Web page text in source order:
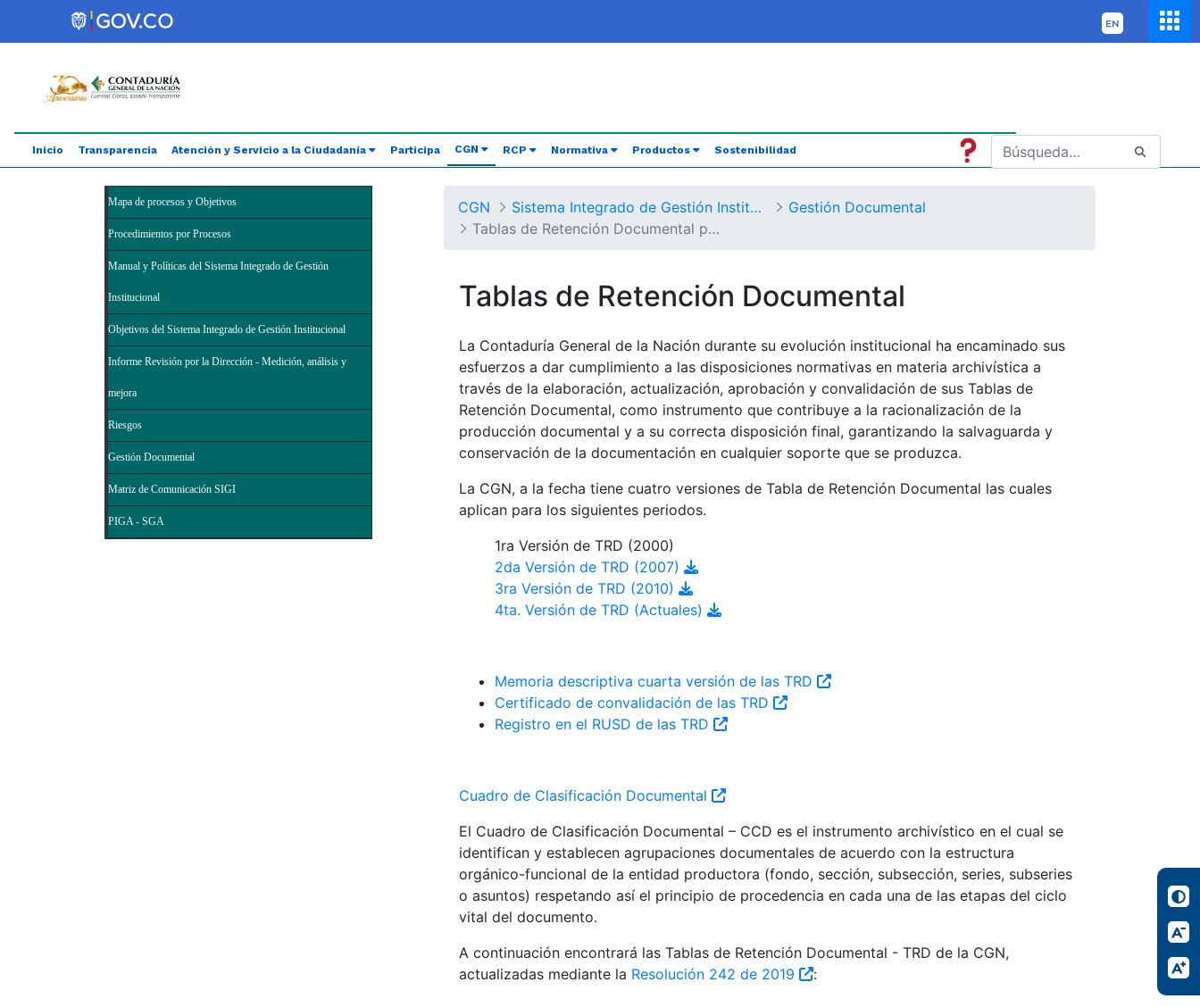
Saltar al contenido principal
Abrir menú de accesibilidad
Inicio Transparencia Atención y Servicio a la Ciudadanía Participa CGN (current)
RCP Normativa Productos Sostenibilidad
Mapa de procesos y Objetivos
Procedimientos por Procesos
Manual y Políticas del Sistema Integrado de Gestión
Institucional
Objetivos del Sistema Integrado de Gestión Institucional
Informe Revisión por la Dirección - Medición, análisis y
mejora
Riesgos
Gestión Documental
Matriz de Comunicación SIGI
PIGA - SGA
CGN Sistema Integrado de Gestión Institucional
Gestión Documental
Tablas de Retención Documental por Procesos
Tablas de Retención Documental
La Contaduría General de la Nación durante su evolución institucional ha encaminado sus
esfuerzos a dar cumplimiento a las disposiciones normativas en materia archivística a
través de la elaboración, actualización, aprobación y convalidación de sus Tablas de
Retención Documental, como instrumento que contribuye a la racionalización de la
producción documental y a su correcta disposición final, garantizando la salvaguarda y
conservación de la documentación en cualquier soporte que se produzca.
La CGN, a la fecha tiene cuatro versiones de Tabla de Retención Documental las cuales
aplican para los siguientes periodos.
1ra Versión de TRD (2000)
2da Versión de TRD (2007)
3ra Versión de TRD (2010)
4ta. Versión de TRD (Actuales)
Memoria descriptiva cuarta versión de las TRD
Certificado de convalidación de las TRD
Registro en el RUSD de las TRD
Cuadro de Clasificación Documental
El Cuadro de Clasificación Documental – CCD es el instrumento archivístico en el cual se
identifican y establecen agrupaciones documentales de acuerdo con la estructura
orgánico-funcional de la entidad productora (fondo, sección, subsección, series, subseries
o asuntos) respetando así el principio de procedencia en cada una de las etapas del ciclo
vital del documento.
A continuación encontrará las Tablas de Retención Documental - TRD de la CGN,
actualizadas mediante la Resolución 242 de 2019 :